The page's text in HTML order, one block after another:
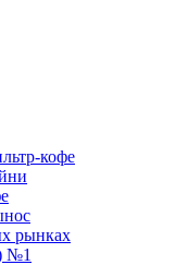
кофе
рынках
№1